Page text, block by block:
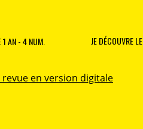
1 AN - 4 NUM. JE DÉCOUVRE
en version digitale